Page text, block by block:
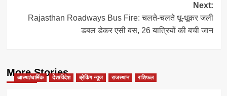
Next:
Rajasthan Roadways Bus Fire: चलते-चलते धू-धूकर जली
डबल डेकर एसी बस, 26 यात्रियों की बची जान
More Stories
आस्था/धार्मिक देश/विदेश ब्रेकिंग न्यूज राजस्थान राशिफल